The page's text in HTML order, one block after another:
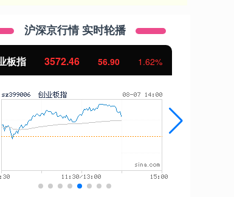
沪深京行情 实时轮播
基金指数 7239.39 9.59 0.13%